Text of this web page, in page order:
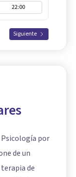
22:00
Siguiente
Psicología por
de un
de